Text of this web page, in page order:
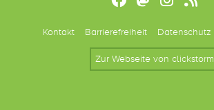
Kontakt Barrierefreiheit Datenschutz
Zur Webseite von clickstorm